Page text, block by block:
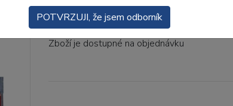
Kód produktu: 801057
Zboží je dostupné na objednávku
POTVRZUJI, že jsem odborník